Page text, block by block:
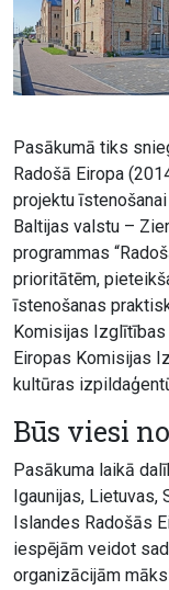
Pasākumā tiks
Radošā Eiropa
projektu
Baltijas valstu –
programmas
prioritātēm,
īstenošanas
Komisijas
Eiropas Komisijas
kultūras
Būs viesi
Pasākuma laikā
Igaunijas, Lietuvas,
Islandes Radošās
iespējām veidot
organizācijām